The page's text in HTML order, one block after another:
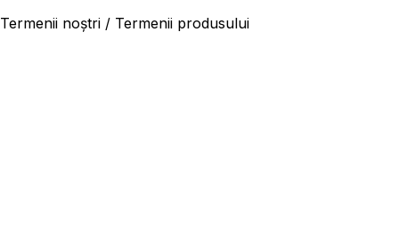
Termenii noștri / Termenii produsului